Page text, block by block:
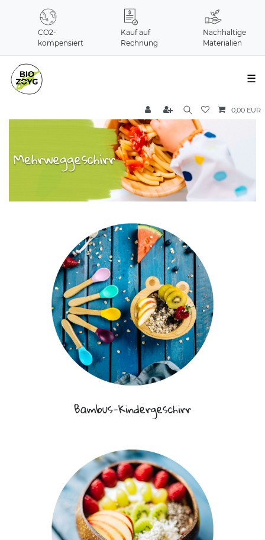
CO2-
kompensiert
Kauf auf
Rechnung
Nachhaltige
Materialien
☰
0,00 EUR
Bambus-Kindergeschirr